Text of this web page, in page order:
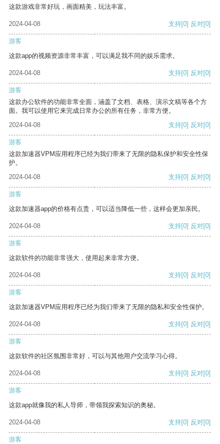
这款游戏非常好玩，画面精美，玩法丰富。
2024-04-08 支持[0] 反对[0]
游客
这款app的视频资源非常丰富，可以满足我不同的娱乐需求。
2024-04-08 支持[0] 反对[0]
游客
这款办公软件的功能非常全面，涵盖了文档、表格、演示文稿等各个方
面。我可以使用它来完成日常办公的所有任务，非常方便。
2024-04-08
支持[0] 反对[0]
游客
这款加速器VPM应用程序已经为我们带来了无限的隐私保护和安全性保
护。
2024-04-08
支持[0] 反对[0]
游客
这款加速器app的价格有点贵，可以适当降低一些，这样会更加亲民。
2024-04-08 支持[0] 反对[0]
游客
这款软件的功能非常强大，使用起来非常方便。
2024-04-08 支持[0] 反对[0]
游客
这款加速器VPM应用程序已经为我们带来了无限的隐私和安全性保护。
2024-04-08 支持[0] 反对[0]
游客
这款软件的社区氛围非常好，可以与其他用户交流学习心得。
2024-04-08 支持[0] 反对[0]
游客
这款app就像我的私人导师，带领我探索知识的奥秘。
2024-04-08 支持[0] 反对[0]
游客